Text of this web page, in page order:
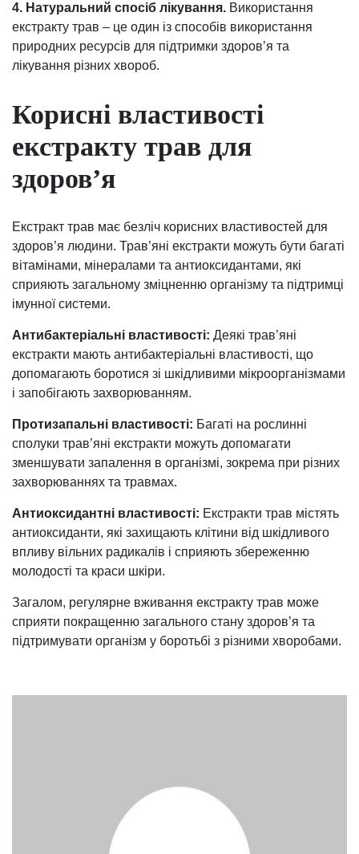
4. Натуральний спосіб лікування. Використання
екстракту трав – це один із способів використання
природних ресурсів для підтримки здоров’я та
лікування різних хвороб.
Корисні властивості
екстракту трав для
здоров’я
Екстракт трав має безліч корисних властивостей для
здоров’я людини. Трав’яні екстракти можуть бути багаті
вітамінами, мінералами та антиоксидантами, які
сприяють загальному зміцненню організму та підтримці
імунної системи.
Антибактеріальні властивості: Деякі трав’яні
екстракти мають антибактеріальні властивості, що
допомагають боротися зі шкідливими мікроорганізмами
і запобігають захворюванням.
Протизапальні властивості: Багаті на рослинні
сполуки трав’яні екстракти можуть допомагати
зменшувати запалення в організмі, зокрема при різних
захворюваннях та травмах.
Антиоксидантні властивості: Екстракти трав містять
антиоксиданти, які захищають клітини від шкідливого
впливу вільних радикалів і сприяють збереженню
молодості та краси шкіри.
Загалом, регулярне вживання екстракту трав може
сприяти покращенню загального стану здоров’я та
підтримувати організм у боротьбі з різними хворобами.